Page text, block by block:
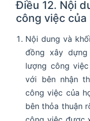
Điều 12. Nội
công việc
Nội dung và
đồng xây
lượng công
với bên nhận
công việc của
bên thỏa thuận